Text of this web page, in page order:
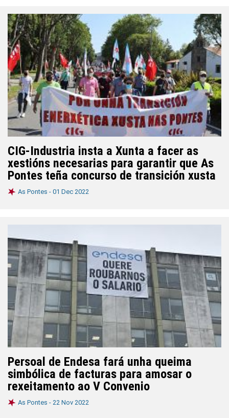
CIG-Industria insta a Xunta a facer as
xestións necesarias para garantir que As
Pontes teña concurso de transición xusta
As Pontes - 01 Dec 2022
Persoal de Endesa fará unha queima
simbólica de facturas para amosar o
rexeitamento ao V Convenio
As Pontes - 22 Nov 2022